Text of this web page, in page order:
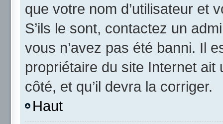
que votre nom d’utilisateur et
S’ils le sont, contactez un
vous n’avez pas été banni. Il
propriétaire du site Internet
côté, et qu’il devra la corriger.
Haut